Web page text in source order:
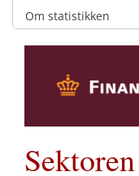
Om statistikken